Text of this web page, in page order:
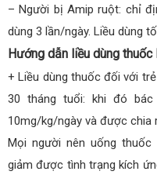
– Người bị Amip ruột: chỉ
dùng 3 lần/ngày. Liều dùng
Hướng dẫn liều dùng
+ Liều dùng thuốc đối với
30 tháng tuổi: khi đó
10mg/kg/ngày và được chia
Mọi người nên uống thuốc
giảm được tình trạng kích